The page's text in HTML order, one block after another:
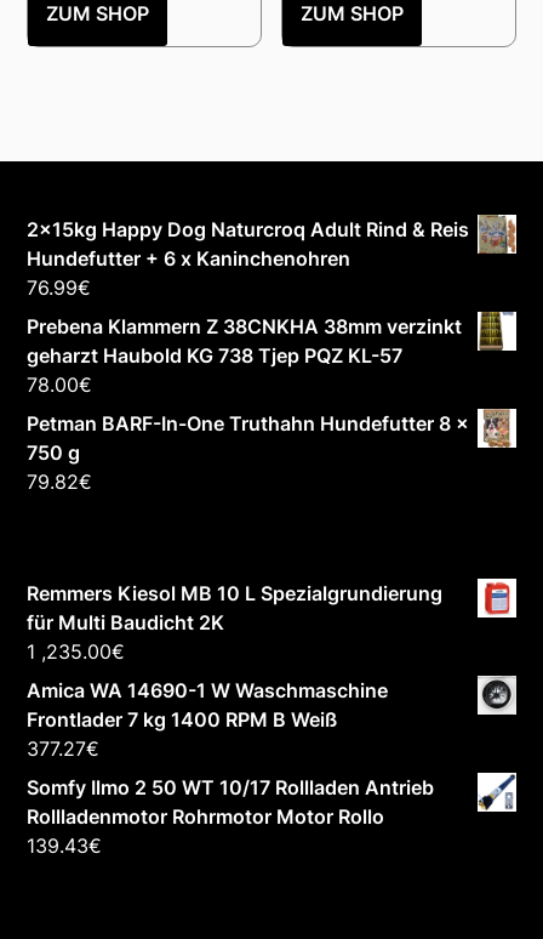
ZUM SHOP ZUM SHOP
2x15kg Happy Dog Naturcroq Adult Rind & Reis
Hundefutter + 6 x Kaninchenohren
76.99€
Prebena Klammern Z 38CNKHA 38mm verzinkt
geharzt Haubold KG 738 Tjep PQZ KL-57
78.00€
Petman BARF-In-One Truthahn Hundefutter 8 x
750 g
79.82€
Remmers Kiesol MB 10 L Spezialgrundierung
für Multi Baudicht 2K
1 ,235.00€
Amica WA 14690-1 W Waschmaschine
Frontlader 7 kg 1400 RPM B Weiß
377.27€
Somfy Ilmo 2 50 WT 10/17 Rollladen Antrieb
Rollladenmotor Rohrmotor Motor Rollo
139.43€